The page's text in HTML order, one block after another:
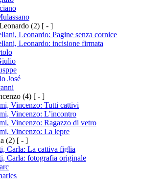
(2) [ - ]
Leonardo: Pagine senza cornice
Leonardo: incisione firmata
José
(4) [ - ]
Vincenzo: Tutti cattivi
Vincenzo: L’incontro
Vincenzo: Ragazzo di vetro
Vincenzo: La lepre
(2) [ - ]
Carla: La cattiva figlia
Carla: fotografia originale